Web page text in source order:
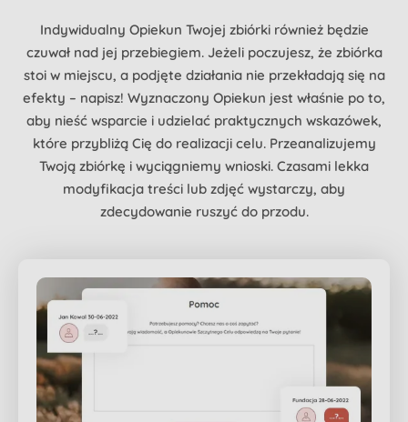
Indywidualny Opiekun Twojej zbiórki również będzie
czuwał nad jej przebiegiem. Jeżeli poczujesz, że zbiórka
stoi w miejscu, a podjęte działania nie przekładają się na
efekty – napisz! Wyznaczony Opiekun jest właśnie po to,
aby nieść wsparcie i udzielać praktycznych wskazówek,
które przybliżą Cię do realizacji celu. Przeanalizujemy
Twoją zbiórkę i wyciągniemy wnioski. Czasami lekka
modyfikacja treści lub zdjęć wystarczy, aby
zdecydowanie ruszyć do przodu.